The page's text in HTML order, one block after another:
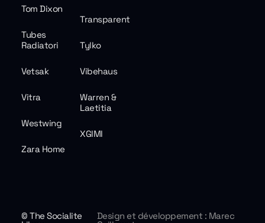
Tom Dixon
Transparent
Tubes
Radiatori
Tylko
Vetsak Vibehaus
Vitra
Warren &
Laetitia
Westwing
XGIMI
Zara Home
© The Socialite Design et développement : Marec